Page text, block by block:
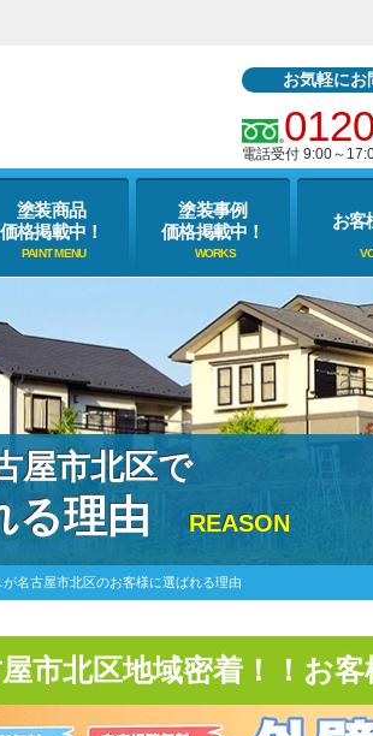
お気軽にお
電話受付 9:00～
塗装商品
価格掲載中！
塗装事例
価格掲載中！
お客
屋市北区で
る理由 REASON
名古屋市北区のお客様に選ばれる理由
市北区地域密着！！お